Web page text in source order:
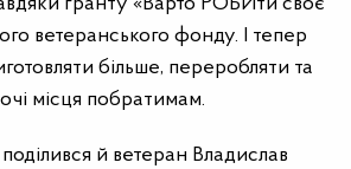
гранту «Варто РОБИти своє
ветеранського фонду. І тепер
більше, переробляти та
місця побратимам.
й ветеран Владислав